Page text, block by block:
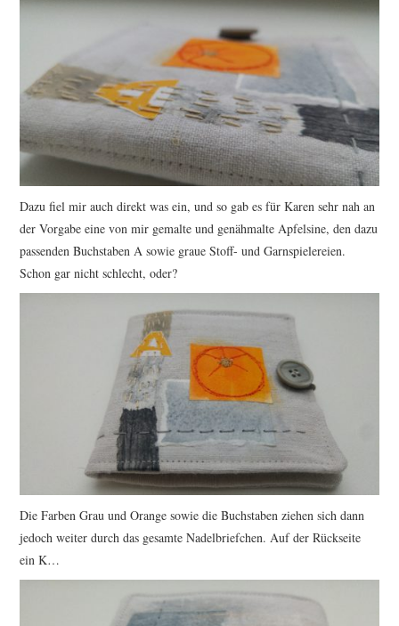
Dazu fiel mir auch direkt was ein, und so gab es für Karen sehr nah an
der Vorgabe eine von mir gemalte und genähmalte Apfelsine, den dazu
passenden Buchstaben A sowie graue Stoff- und Garnspielereien.
Schon gar nicht schlecht, oder?
Die Farben Grau und Orange sowie die Buchstaben ziehen sich dann
jedoch weiter durch das gesamte Nadelbriefchen. Auf der Rückseite
ein K…